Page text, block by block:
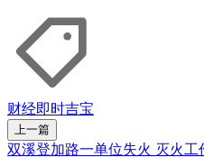
财经即时吉宝
上一篇
双溪登加路一单位失火 灭火工